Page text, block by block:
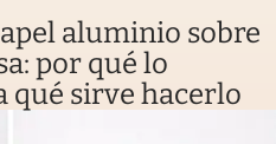
aluminio sobre
por qué lo
qué sirve hacerlo